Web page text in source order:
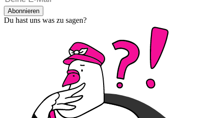
Abonnieren
Du hast uns was zu sagen?